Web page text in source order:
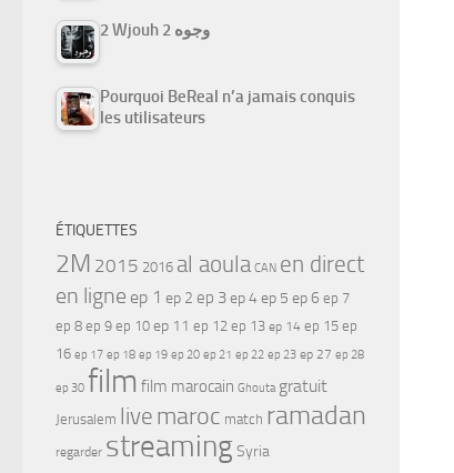
2 Wjouh 2 وجوه
Pourquoi BeReal n’a jamais conquis
les utilisateurs
ÉTIQUETTES
2M 2015 2016 al aoula CAN en direct
en ligne ep 1 ep 2 ep 3ep 4ep 5 ep 6 ep 7
ep 8 ep 9 ep 10 ep 11 ep 12 ep 13 ep 14 ep 15 ep
16 ep 17 ep 18 ep 19 ep 20 ep 21 ep 22 ep 23 ep 27 ep 28
ep 30 film film marocain Ghouta gratuit
Jerusalem live maroc match ramadan
regarder streamingSyria